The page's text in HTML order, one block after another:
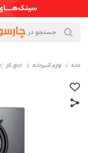
خانه لوازم آشپزخانه اجاق گاز